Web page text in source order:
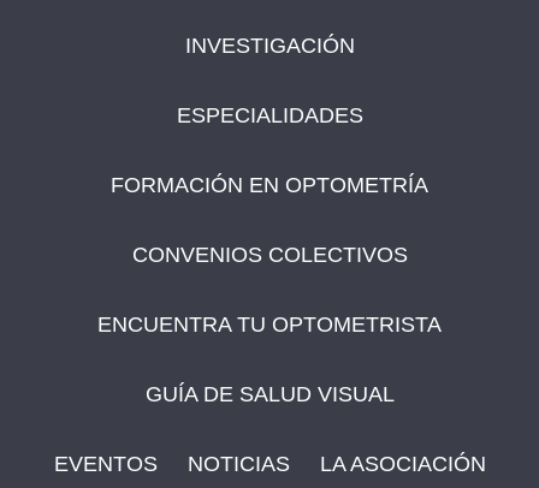
INVESTIGACIÓN
ESPECIALIDADES
FORMACIÓN EN OPTOMETRÍA
CONVENIOS COLECTIVOS
ENCUENTRA TU OPTOMETRISTA
GUÍA DE SALUD VISUAL
EVENTOS NOTICIAS LA ASOCIACIÓN